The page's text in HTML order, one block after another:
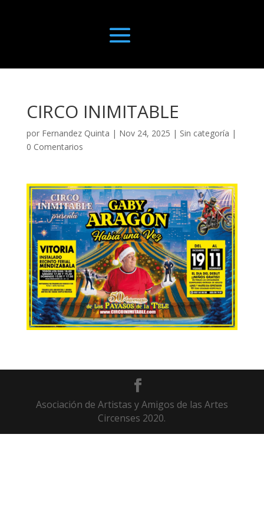
CIRCO INIMITABLE
por Fernandez Quinta | Nov 24, 2025 | Sin categoría |
0 Comentarios
Asociación de Artistas y Amigos de las Artes
Circenses 2020.